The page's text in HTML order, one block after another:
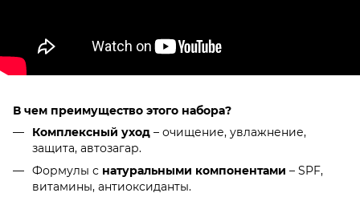
В чем преимущество этого набора?
Комплексный уход – очищение, увлажнение,
защита, автозагар.
Формулы с натуральными компонентами – SPF,
витамины, антиоксиданты.